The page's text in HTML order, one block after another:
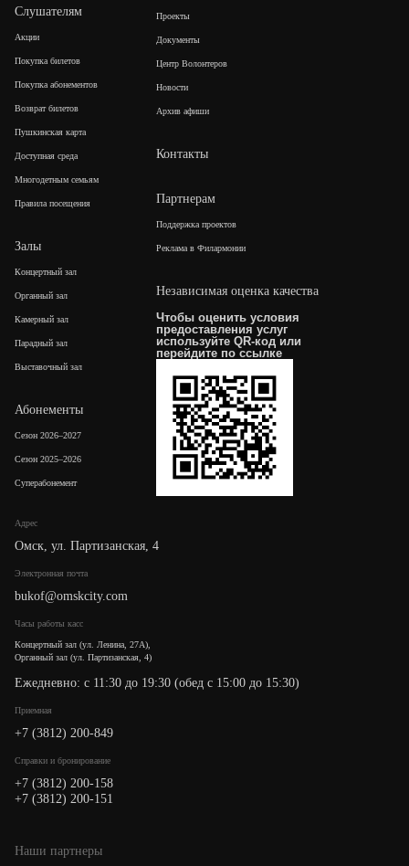
Адрес
Омск, ул. Партизанская, 4
Электронная почта
bukof@omskcity.com
Часы работы касс
Концертный зал (ул. Ленина, 27А),
Органный зал (ул. Партизанская, 4)
Ежедневно: с 11:30 до 19:30 (обед с 15:00 до 15:30)
Приемная
+7 (3812) 200-849
Cправки и бронирование
+7 (3812) 200-158
+7 (3812) 200-151
Слушателям
Акции
Покупка билетов
Покупка абонементов
Возврат билетов
Пушкинская карта
Доступная среда
Многодетным семьям
Правила посещения
Залы
Концертный зал
Органный зал
Камерный зал
Парадный зал
Выставочный зал
Абонементы
Сезон 2026–2027
Сезон 2025–2026
Суперабонемент
Проекты
Документы
Центр Волонтеров
Новости
Архив афиши
Контакты
Партнерам
Поддержка проектов
Реклама в Филармонии
Независимая оценка качества
Чтобы оценить условия
предоставления услуг
используйте QR-код или
перейдите поссылке
Наши партнеры